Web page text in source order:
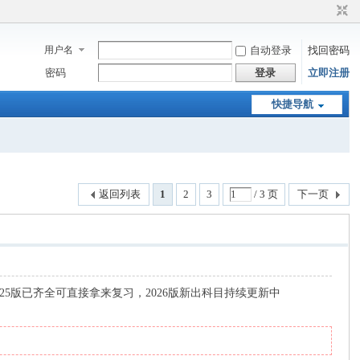
用户名 自动登录
找回密码
密码
登录 立即注册
快捷导航
1 2 3 / 3 页 下一页
返回列表
版已齐全可直接拿来复习，2026版新出科目持续更新中